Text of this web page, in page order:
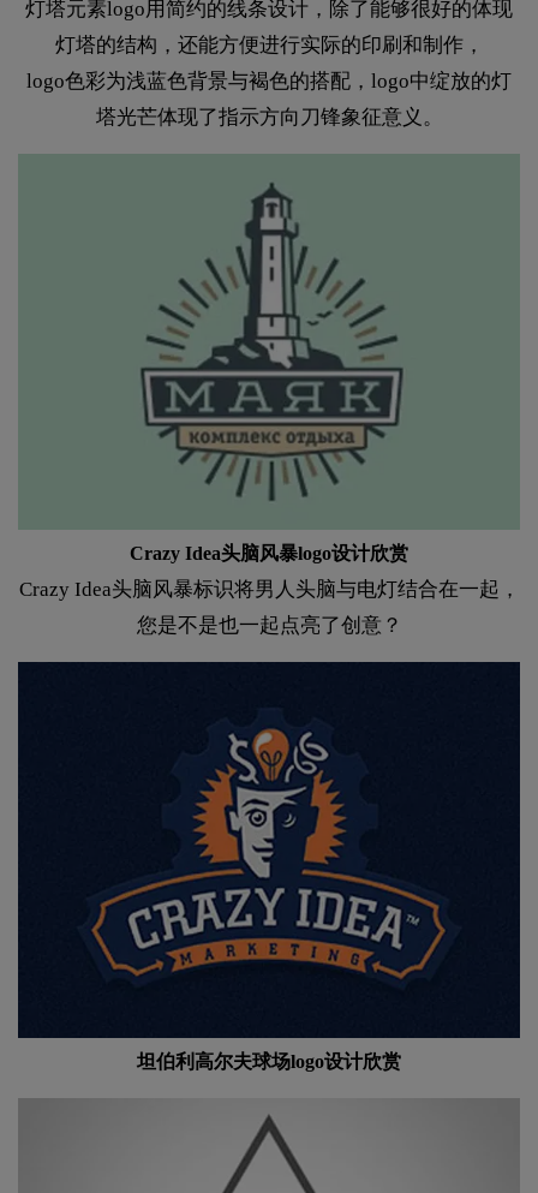
灯塔元素logo用简约的线条设计，除了能够很好的体现
灯塔的结构，还能方便进行实际的印刷和制作，
logo色彩为浅蓝色背景与褐色的搭配，logo中绽放的灯
塔光芒体现了指示方向刀锋象征意义。
Crazy Idea头脑风暴logo设计欣赏
Crazy Idea头脑风暴标识将男人头脑与电灯结合在一起，
您是不是也一起点亮了创意？
坦伯利高尔夫球场logo设计欣赏